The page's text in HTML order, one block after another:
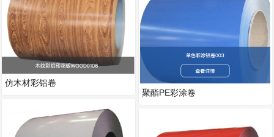
仿木材彩铝卷
聚酯PE彩涂卷